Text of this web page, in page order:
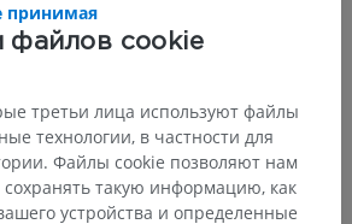
файлов cookie
принимая
третьи лица используют файлы
технологии, в частности для
Файлы cookie позволяют нам
такую информацию, как
устройства и определенные